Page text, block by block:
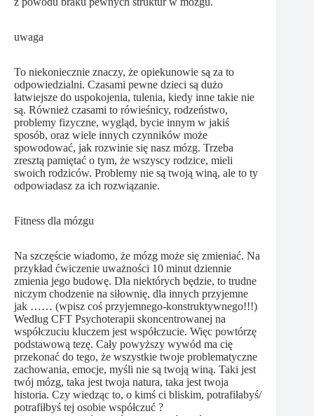
uwaga
To niekoniecznie znaczy, że opiekunowie są za to
odpowiedzialni. Czasami pewne dzieci są dużo
łatwiejsze do uspokojenia, tulenia, kiedy inne takie nie
są. Również czasami to rówieśnicy, rodzeństwo,
problemy fizyczne, wygląd, bycie innym w jakiś
sposób, oraz wiele innych czynników może
spowodować, jak rozwinie się nasz mózg. Trzeba
zresztą pamiętać o tym, że wszyscy rodzice, mieli
swoich rodziców. Problemy nie są twoją winą, ale to ty
odpowiadasz za ich rozwiązanie.
Fitness dla mózgu
Na szczęście wiadomo, że mózg może się zmieniać. Na
przykład ćwiczenie uważności 10 minut dziennie
zmienia jego budowę. Dla niektórych będzie, to trudne
niczym chodzenie na siłownię, dla innych przyjemne
jak …… (wpisz coś przyjemnego-konstruktywnego!!!)
Według CFT Psychoterapii skoncentrowanej na
współczuciu kluczem jest współczucie. Więc powtórzę
podstawową tezę. Cały powyższy wywód ma cię
przekonać do tego, że wszystkie twoje problematyczne
zachowania, emocje, myśli nie są twoją winą. Taki jest
twój mózg, taka jest twoja natura, taka jest twoja
historia. Czy wiedząc to, o kimś ci bliskim, potrafiłabyś/
potrafiłbyś tej osobie współczuć ?